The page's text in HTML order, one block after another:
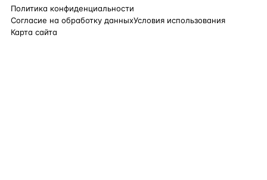
Политика конфиденциальности
Согласие на обработку данныхУсловия использования
Карта сайта